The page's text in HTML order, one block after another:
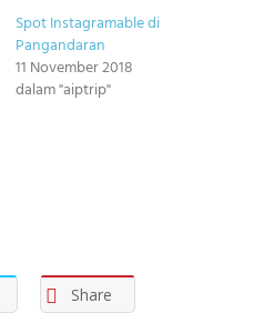
Spot Instagramable di
Pangandaran
11 November 2018
dalam "aiptrip"
Share